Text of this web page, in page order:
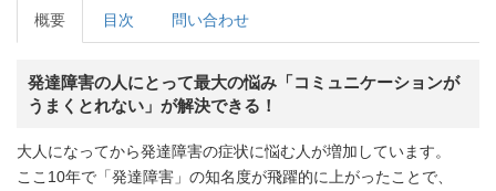
概要 目次 問い合わせ
発達障害の人にとって最大の悩み「コミュニケーションが
うまくとれない」が解決できる！
大人になってから発達障害の症状に悩む人が増加しています。
ここ10年で「発達障害」の知名度が飛躍的に上がったことで、